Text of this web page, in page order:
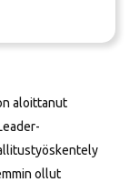
aloittanut
ollut